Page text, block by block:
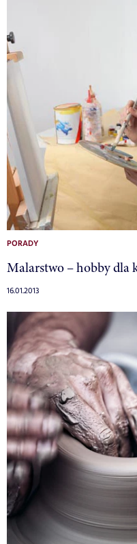
PORADY
Malarstwo – hobby dla
16.01.2013